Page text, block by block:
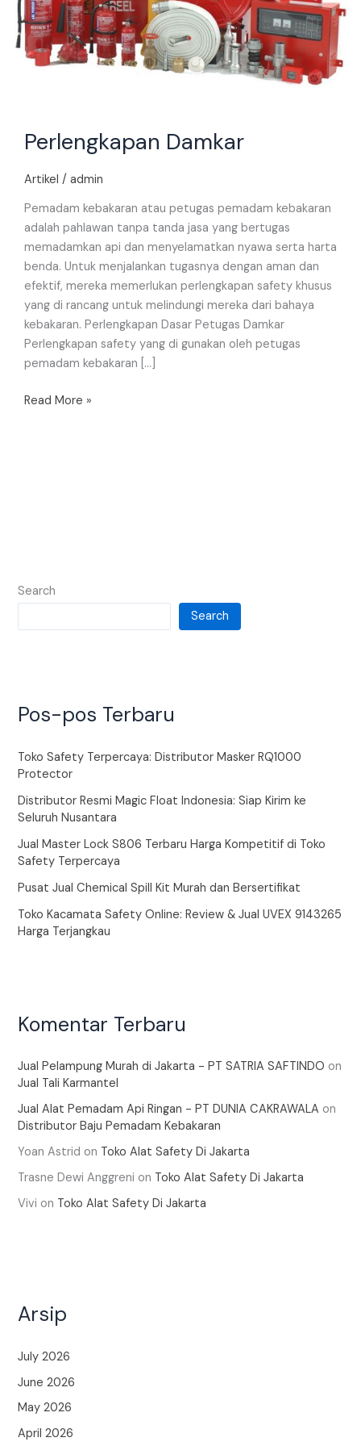
Perlengkapan Damkar
Artikel / admin
Pemadam kebakaran atau petugas pemadam kebakaran
adalah pahlawan tanpa tanda jasa yang bertugas
memadamkan api dan menyelamatkan nyawa serta harta
benda. Untuk menjalankan tugasnya dengan aman dan
efektif, mereka memerlukan perlengkapan safety khusus
yang di rancang untuk melindungi mereka dari bahaya
kebakaran. Perlengkapan Dasar Petugas Damkar
Perlengkapan safety yang di gunakan oleh petugas
pemadam kebakaran […]
Read More »
Search
Search
Pos-pos Terbaru
Toko Safety Terpercaya: Distributor Masker RQ1000
Protector
Distributor Resmi Magic Float Indonesia: Siap Kirim ke
Seluruh Nusantara
Jual Master Lock S806 Terbaru Harga Kompetitif di Toko
Safety Terpercaya
Pusat Jual Chemical Spill Kit Murah dan Bersertifikat
Toko Kacamata Safety Online: Review & Jual UVEX 9143265
Harga Terjangkau
Komentar Terbaru
Jual Pelampung Murah di Jakarta - PT SATRIA SAFTINDO on
Jual Tali Karmantel
Jual Alat Pemadam Api Ringan - PT DUNIA CAKRAWALA on
Distributor Baju Pemadam Kebakaran
Yoan Astrid on Toko Alat Safety Di Jakarta
Trasne Dewi Anggreni on Toko Alat Safety Di Jakarta
Vivi on Toko Alat Safety Di Jakarta
Arsip
July 2026
June 2026
May 2026
April 2026